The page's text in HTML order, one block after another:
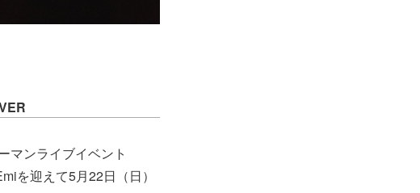
マンライブイベント
を迎えて5月22日（日）